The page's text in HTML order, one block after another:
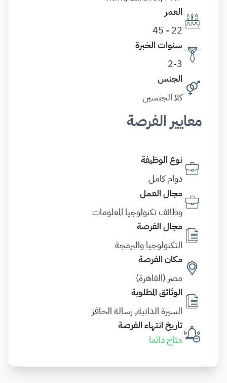
العمر
22 - 45
سنوات الخبرة
2-3
الجنس
كلا الجنسين
معايير الفرصة
نوع الوظيفة
دوام كامل
مجال العمل
وظائف تكنولوجيا المعلومات
مجال الفرصة
التكنولوجيا والبرمجة
مكان الفرصة
مصر (القاهرة)
الوثائق المطلوبة
السيرة الذاتية, رسالة الحافز
تاريخ انتهاء الفرصة
متاح دائما